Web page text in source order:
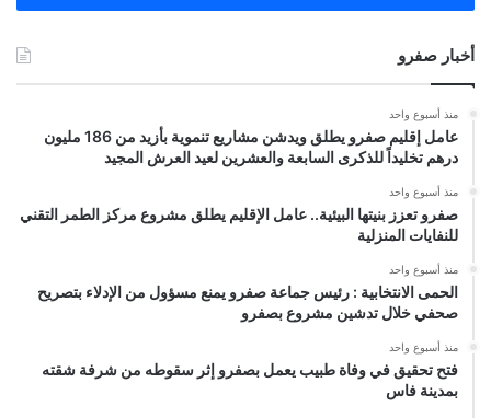
أخبار صفرو
منذ أسبوع واحد
عامل إقليم صفرو يطلق ويدشن مشاريع تنموية بأزيد من 186 مليون
درهم تخليداً للذكرى السابعة والعشرين لعيد العرش المجيد
منذ أسبوع واحد
صفرو تعزز بنيتها البيئية.. عامل الإقليم يطلق مشروع مركز الطمر التقني
للنفايات المنزلية
منذ أسبوع واحد
الحمى الانتخابية : رئيس جماعة صفرو يمنع مسؤول من الإدلاء بتصريح
صحفي خلال تدشين مشروع بصفرو
منذ أسبوع واحد
فتح تحقيق في وفاة طبيب يعمل بصفرو إثر سقوطه من شرفة شقته
بمدينة فاس